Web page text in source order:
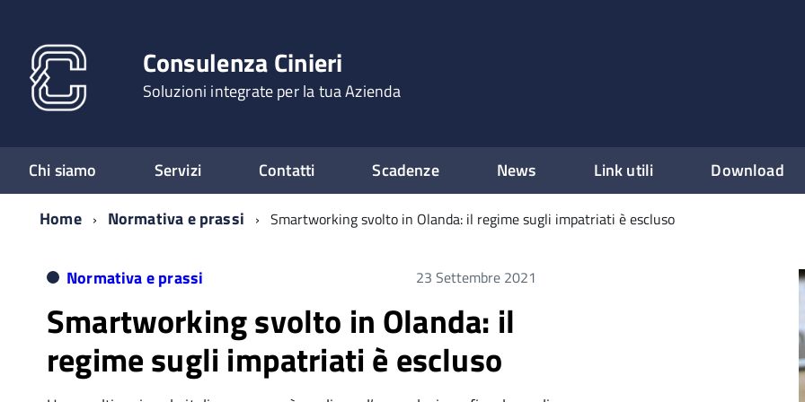
Consulenza Cinieri
Soluzioni integrate per la tua Azienda
Chi siamo Servizi Contatti Scadenze News Link utili Download
Home
Normativa e prassi Smartworking svolto in Olanda: il regime sugli impatriati è escluso
Normativa e prassi 23 Settembre 2021
Smartworking svolto in Olanda: il
regime sugli impatriati è escluso